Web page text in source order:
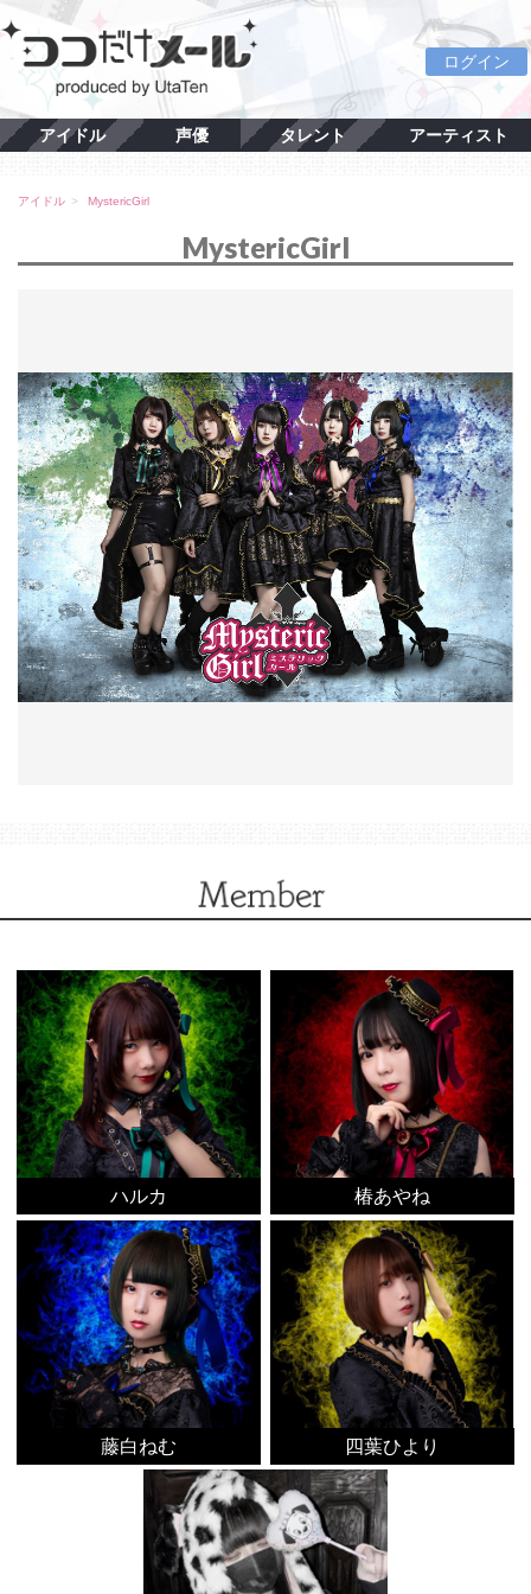
ログイン
アイドル 声優 タレント アーティスト
アイドル MystericGirl
MystericGirl
ハルカ 椿あやね
藤白ねむ 四葉ひより